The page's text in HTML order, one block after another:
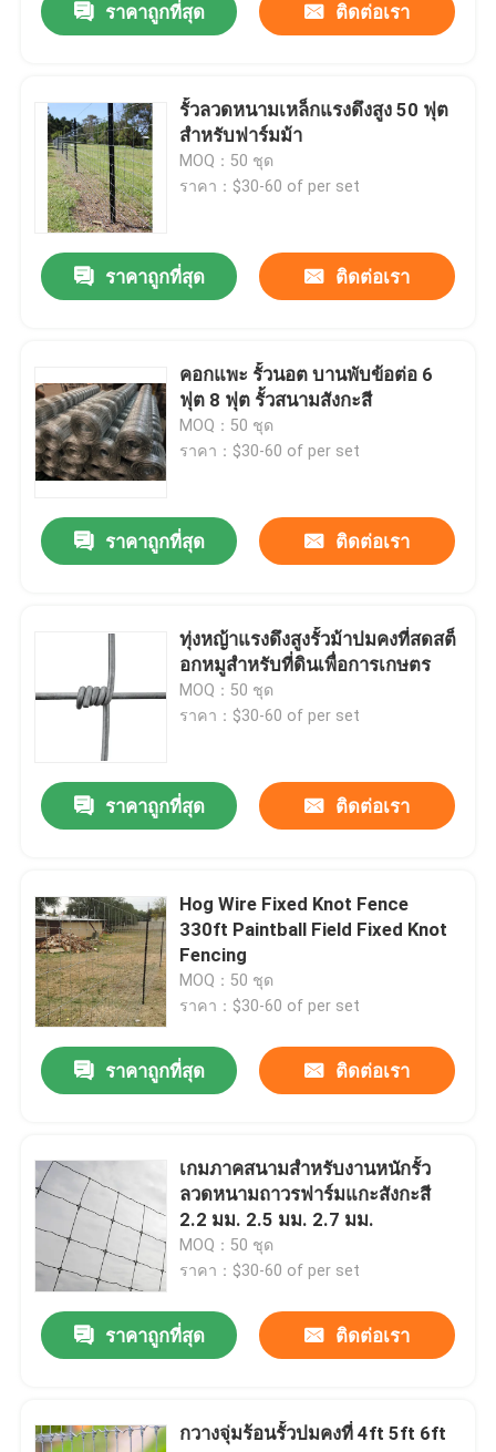
เกี่ยวกับเรา
รายชื่อผู้ติดต่อ
ผลิตภัณฑ์
รั้วตาข่ายความปลอดภัยสูง
รั้วรักษาความปลอดภัย V Mesh
รั้วเหล็กดัด
คอกรั้ว
รั้ว Knot คงที่
รั้วเหล็ก
ประตูรั้วเหล็ก
ม่านตาข่ายโลหะ
คอกสุนัขสำหรับงานหนัก
ราคาถูกที่สุด ติดต่อเรา
รั้วลวดหนามเหล็กแรงดึงสูง 50 ฟุต
สำหรับฟาร์มม้า
MOQ：50 ชุด
ราคา：$30-60 of per set
ราคาถูกที่สุด ติดต่อเรา
คอกแพะ รั้วนอต บานพับข้อต่อ 6
ฟุต 8 ฟุต รั้วสนามสังกะสี
MOQ：50 ชุด
ราคา：$30-60 of per set
ราคาถูกที่สุด ติดต่อเรา
ทุ่งหญ้าแรงดึงสูงรั้วม้าปมคงที่สดสต็
อกหมูสำหรับที่ดินเพื่อการเกษตร
MOQ：50 ชุด
ราคา：$30-60 of per set
ราคาถูกที่สุด ติดต่อเรา
Hog Wire Fixed Knot Fence
330ft Paintball Field Fixed Knot
Fencing
MOQ：50 ชุด
ราคา：$30-60 of per set
ราคาถูกที่สุด ติดต่อเรา
เกมภาคสนามสำหรับงานหนักรั้ว
ลวดหนามถาวรฟาร์มแกะสังกะสี
2.2 มม. 2.5 มม. 2.7 มม.
MOQ：50 ชุด
ราคา：$30-60 of per set
ราคาถูกที่สุด ติดต่อเรา
กวางจุ่มร้อนรั้วปมคงที่ 4ft 5ft 6ft